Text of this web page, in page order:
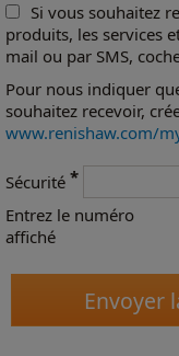
Si vous souhaitez
produits, les services
mail ou par SMS,
Pour nous indiquer
souhaitez recevoir,
www.renishaw.com/
Sécurité *
Entrez le numéro
affiché